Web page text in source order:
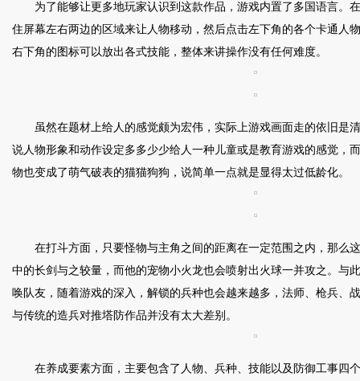
为了能够让更多地玩家认识到这款作品，游戏内置了多国语言。
住屏幕左右两边的区域来让人物移动，然后点击左下角的各个卡通人
右下角的图标可以放出各式技能，整体来讲操作没有任何难度。
虽然在题材上给人的感觉颇为宏伟，实际上游戏画面走的依旧是
说人物形象和动作设定多多少少给人一种儿童或是教育游戏的感觉，
物也变成了萌气破表的猫猫狗狗，说简单一点就是显得太过低龄化。
在打斗方面，只要怪物与主角之间的距离在一定范围之内，那么
中的长剑与之较量，而他的宠物小火龙也会喷射出火球一并攻之。与
唤队友，随着游戏的深入，解锁的兵种也会越来越多，法师、枪兵、
与传统的造兵对推塔防作品并没有太大差别。
在养成要素方面，主要包含了人物、兵种、技能以及防御工事四